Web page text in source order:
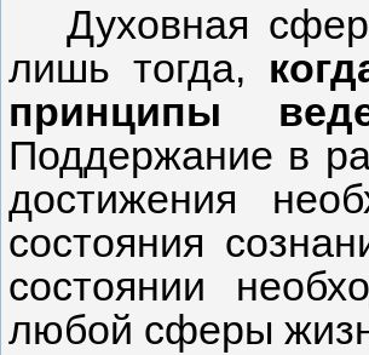
Духовная
лишь тогда,
принципы
Поддержание в
достижения
состояния
состоянии
любой сферы